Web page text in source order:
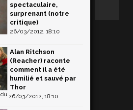
spectaculaire,
surprenant (notre
critique)
26/03/2012, 18:10
Alan Ritchson
(Reacher) raconte
comment il a été
humilié et sauvé par
Thor
26/03/2012, 18:10